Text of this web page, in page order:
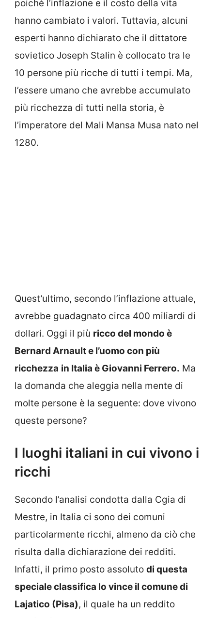
poiché l’inflazione e il costo della vita
hanno cambiato i valori. Tuttavia, alcuni
esperti hanno dichiarato che il dittatore
sovietico Joseph Stalin è collocato tra le
10 persone più ricche di tutti i tempi. Ma,
l’essere umano che avrebbe accumulato
più ricchezza di tutti nella storia, è
l’imperatore del Mali Mansa Musa nato nel
1280.
Quest’ultimo, secondo l’inflazione attuale,
avrebbe guadagnato circa 400 miliardi di
dollari. Oggi il più ricco del mondo è
Bernard Arnault e l’uomo con più
ricchezza in Italia è Giovanni Ferrero. Ma
la domanda che aleggia nella mente di
molte persone è la seguente: dove vivono
queste persone?
I luoghi italiani in cui vivono i
ricchi
Secondo l’analisi condotta dalla Cgia di
Mestre, in Italia ci sono dei comuni
particolarmente ricchi, almeno da ciò che
risulta dalla dichiarazione dei redditi.
Infatti, il primo posto assoluto di questa
speciale classifica lo vince il comune di
Lajatico (Pisa), il quale ha un reddito